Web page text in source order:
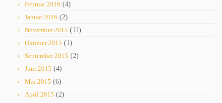
Februar 2016 (4)
Januar 2016 (2)
November 2015 (11)
Oktober 2015 (1)
September 2015 (2)
Juni 2015 (4)
Mai 2015 (6)
April 2015 (2)